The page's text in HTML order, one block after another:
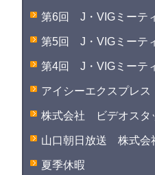
第6回 J・VIGミーテ
第5回 J・VIGミーテ
第4回 J・VIGミーテ
アイシーエクスプレ
株式会社 ビデオスタ
山口朝日放送 株式会
夏季休暇